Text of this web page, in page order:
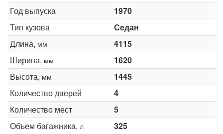
Год выпуска
1970
Тип кузова
Седан
Длина, мм
4115
Ширина, мм
1620
Высота, мм
1445
Количество дверей
4
Количество мест
5
Объем багажника, л
325